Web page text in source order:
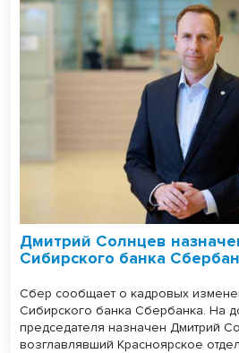
Дмитрий Солнцев
Сибирского банка
Сбер сообщает о кадровых
Сибирского банка Сбербанка. На
председателя назначен Дмитрий
возглавлявший Красноярское